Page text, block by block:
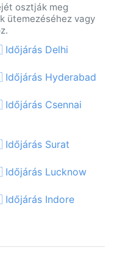
osztják meg
ütemezéséhez vagy
Delhi
Hyderabad
Csennai
Surat
Lucknow
Indore